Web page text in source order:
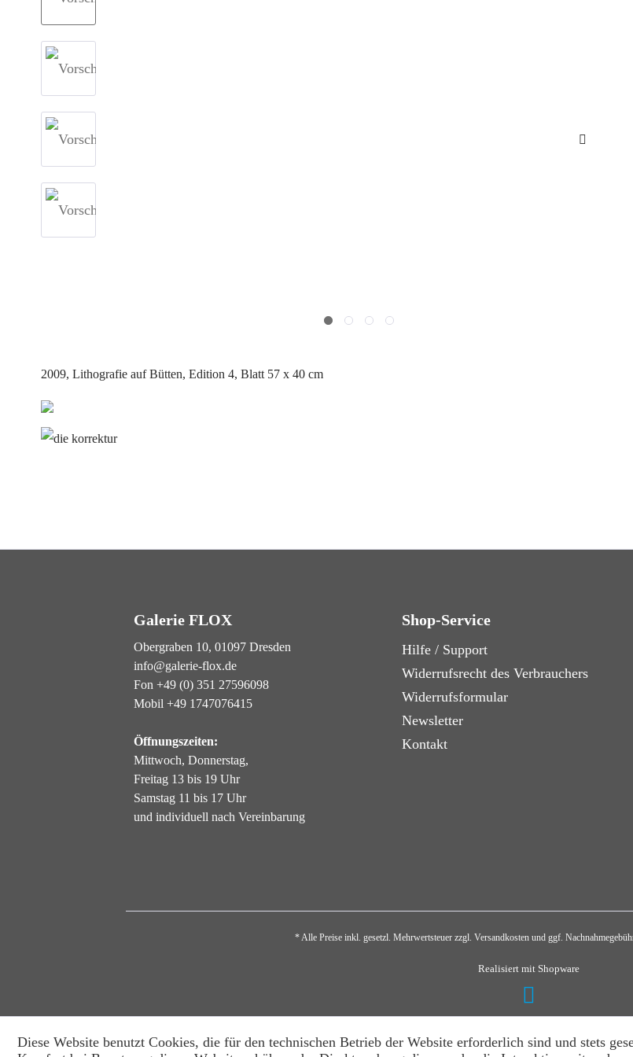
2009, Lithografie auf Bütten, Edition 4, Blatt 57 x 40 cm
Galerie FLOX
Obergraben 10, 01097 Dresden
info@galerie-flox.de
Fon +49 (0) 351 27596098
Mobil +49 1747076415
Öffnungszeiten:
Mittwoch, Donnerstag,
Freitag 13 bis 19 Uhr
Samstag 11 bis 17 Uhr
und individuell nach Vereinbarung
Shop-Service
Hilfe / Support
Widerrufsrecht des Verbrauchers
Widerrufsformular
Newsletter
Kontakt
* Alle Preise inkl. gesetzl. Mehrwertsteuer zzgl. Versandkostenund ggf.
Realisiert mit Shopware
Diese Website benutzt Cookies, die für den technischen Betrieb der Website erforderlich sind und stets